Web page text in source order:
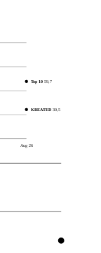
Aug 26
KREATED 30,5
Top 10 59,7